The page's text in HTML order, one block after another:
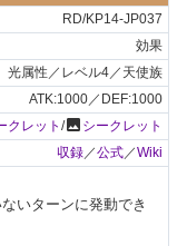
RD/KP14-JP037
効果
光属性／レベル4／天使族
ATK:1000／DEF:1000
クレット /photo シークレット
収録／公式／Wiki
いターンに発動でき